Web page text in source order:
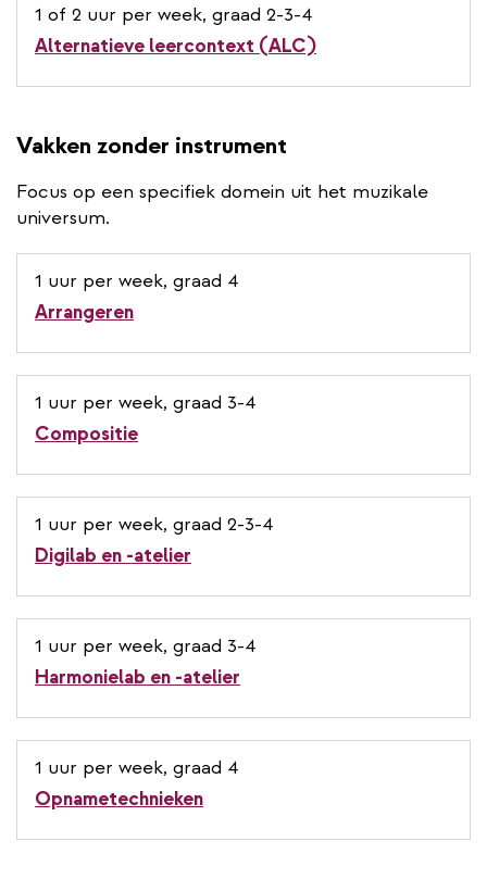
1 of 2 uur per week, graad 2-3-4
Alternatieve leercontext (ALC)
Vakken zonder instrument
Focus op een specifiek domein uit het muzikale
universum.
1 uur per week, graad 4
Arrangeren
1 uur per week, graad 3-4
Compositie
1 uur per week, graad 2-3-4
Digilab en -atelier
1 uur per week, graad 3-4
Harmonielab en -atelier
1 uur per week, graad 4
Opnametechnieken